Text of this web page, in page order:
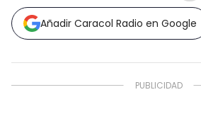
Añadir Caracol Radio en Google